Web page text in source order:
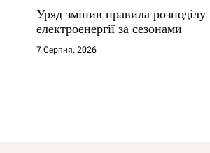
Уряд змінив правила розподілу
електроенергії за сезонами
7 Серпня, 2026